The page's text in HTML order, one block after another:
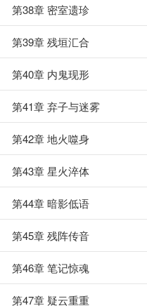
第38章 密室遗珍
第39章 残垣汇合
第40章 内鬼现形
第41章 弃子与迷雾
第42章 地火噬身
第43章 星火淬体
第44章 暗影低语
第45章 残阵传音
第46章 笔记惊魂
第47章 疑云重重